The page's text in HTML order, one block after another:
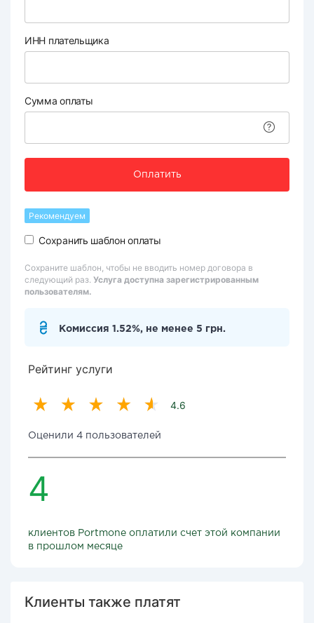
ИНН плательщика
Сумма оплаты
Оплатить
Рекомендуем
Сохранить шаблон оплаты
Сохраните шаблон, чтобы не вводить номер договора в
следующий раз. Услуга доступна зарегистрированным
пользователям.
Комиссия 1.52%, не менее 5 грн.
Рейтинг услуги
4.6
Оценили 4 пользователей
4
клиентов Portmone оплатили счет этой компании
в прошлом месяце
Клиенты также платят